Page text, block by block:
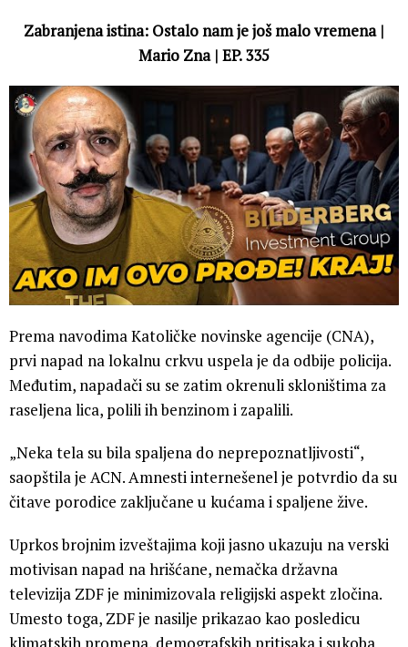
Zabranjena istina: Ostalo nam je još malo vremena |
Mario Zna | EP. 335
Prema navodima Katoličke novinske agencije (CNA),
prvi napad na lokalnu crkvu uspela je da odbije policija.
Međutim, napadači su se zatim okrenuli skloništima za
raseljena lica, polili ih benzinom i zapalili.
„Neka tela su bila spaljena do neprepoznatljivosti“,
saopštila je ACN. Amnesti internešenel je potvrdio da su
čitave porodice zaključane u kućama i spaljene žive.
Uprkos brojnim izveštajima koji jasno ukazuju na verski
motivisan napad na hrišćane, nemačka državna
televizija ZDF je minimizovala religijski aspekt zločina.
Umesto toga, ZDF je nasilje prikazao kao posledicu
klimatskih promena, demografskih pritisaka i sukoba